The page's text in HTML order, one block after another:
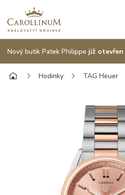
Nový butik Patek Philippe již otevřen
Hodinky TAG Heuer